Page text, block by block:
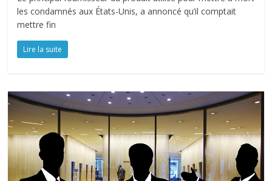
les condamnés aux États-Unis, a annoncé qu’il comptait
mettre fin
Lire la suite